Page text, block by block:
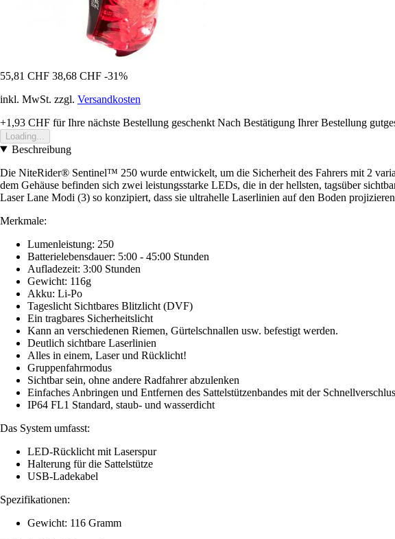
55,81 CHF 38,68 CHF -31%
inkl. MwSt. zzgl. Versandkosten
+1,93 CHF für Ihre nächste Bestellung geschenkt Nach Bestätigung Ihrer Bestellung
Loading...
Beschreibung
Die NiteRider® Sentinel™ 250 wurde entwickelt, um die Sicherheit des Fahrers mit 2
dem Gehäuse befinden sich zwei leistungsstarke LEDs, die in der hellsten, tagsüber
Laser Lane Modi (3) so konzipiert, dass sie ultrahelle Laserlinien auf den Boden
Merkmale:
Lumenleistung: 250
Batterielebensdauer: 5:00 - 45:00 Stunden
Aufladezeit: 3:00 Stunden
Gewicht: 116g
Akku: Li-Po
Tageslicht Sichtbares Blitzlicht (DVF)
Ein tragbares Sicherheitslicht
Kann an verschiedenen Riemen, Gürtelschnallen usw. befestigt werden.
Deutlich sichtbare Laserlinien
Alles in einem, Laser und Rücklicht!
Gruppenfahrmodus
Sichtbar sein, ohne andere Radfahrer abzulenken
Einfaches Anbringen und Entfernen des Sattelstützenbandes mit der
IP64 FL1 Standard, staub- und wasserdicht
Das System umfasst:
LED-Rücklicht mit Laserspur
Halterung für die Sattelstütze
USB-Ladekabel
Spezifikationen:
Gewicht: 116 Gramm